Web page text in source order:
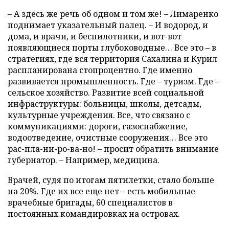
– А здесь же речь об одном и том же! – Лимаренко
поднимает указательный палец. – И водород, и
дома, и врачи, и беспилотники, и вот-вот
появляющиеся порты глубоководные… Все это – в
стратегиях, где вся территория Сахалина и Курил
распланирована стопроцентно. Где именно
развивается промышленность. Где – туризм. Где –
сельское хозяйство. Развитие всей социальной
инфраструктуры: больницы, школы, детсады,
культурные учреждения. Все, что связано с
коммуникациями: дороги, газоснабжение,
водоотведение, очистные сооружения… Все это
рас-пла-ни-ро-ва-но! – просит обратить внимание
губернатор. – Например, медицина.
Врачей, судя по итогам пятилетки, стало больше
на 20%. Где их все еще нет – есть мобильные
врачебные бригады, 60 специалистов в
постоянных командировках на островах.